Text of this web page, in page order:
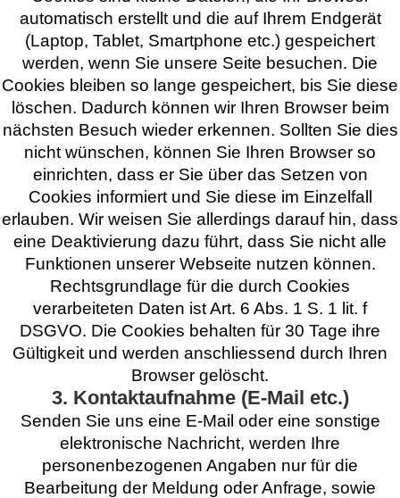
automatisch erstellt und die auf Ihrem Endgerät
(Laptop, Tablet, Smartphone etc.) gespeichert
werden, wenn Sie unsere Seite besuchen. Die
Cookies bleiben so lange gespeichert, bis Sie diese
löschen. Dadurch können wir Ihren Browser beim
nächsten Besuch wieder erkennen. Sollten Sie dies
nicht wünschen, können Sie Ihren Browser so
einrichten, dass er Sie über das Setzen von
Cookies informiert und Sie diese im Einzelfall
erlauben. Wir weisen Sie allerdings darauf hin, dass
eine Deaktivierung dazu führt, dass Sie nicht alle
Funktionen unserer Webseite nutzen können.
Rechtsgrundlage für die durch Cookies
verarbeiteten Daten ist Art. 6 Abs. 1 S. 1 lit. f
DSGVO. Die Cookies behalten für 30 Tage ihre
Gültigkeit und werden anschliessend durch Ihren
Browser gelöscht.
3. Kontaktaufnahme (E-Mail etc.)
Senden Sie uns eine E-Mail oder eine sonstige
elektronische Nachricht, werden Ihre
personenbezogenen Angaben nur für die
Bearbeitung der Meldung oder Anfrage, sowie